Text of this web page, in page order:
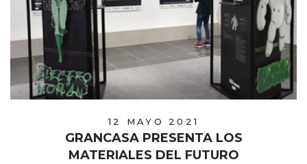
12 MAYO 2021
GRANCASA PRESENTA LOS
MATERIALES DEL FUTURO